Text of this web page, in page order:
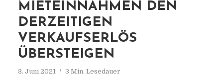
MIETEINNAHMEN DEN
DERZEITIGEN
VERKAUFSERLÖS
ÜBERSTEIGEN
3. Juni 2021 3 Min. Lesedauer